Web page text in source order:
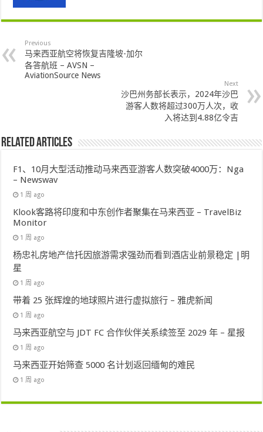
Previous
马来西亚航空将恢复吉隆坡-加尔
各答航班 – AVSN –
AviationSource News
Next
沙巴州务部长表示，2024年沙巴
游客人数将超过300万人次，收
入将达到4.88亿令吉
Related Articles
F1、10月大型活动推动马来西亚游客人数突破4000万：Nga
– Newswav
1 周 ago
Klook客路将印度和中东创作者聚集在马来西亚 – TravelBiz
Monitor
1 周 ago
杨忠礼房地产信托因旅游需求强劲而看到酒店业前景稳定 |明
星
1 周 ago
带着 25 张辉煌的地球照片进行虚拟旅行 – 雅虎新闻
1 周 ago
马来西亚航空与 JDT FC 合作伙伴关系续签至 2029 年 – 星报
1 周 ago
马来西亚开始筛查 5000 名计划返回缅甸的难民
1 周 ago